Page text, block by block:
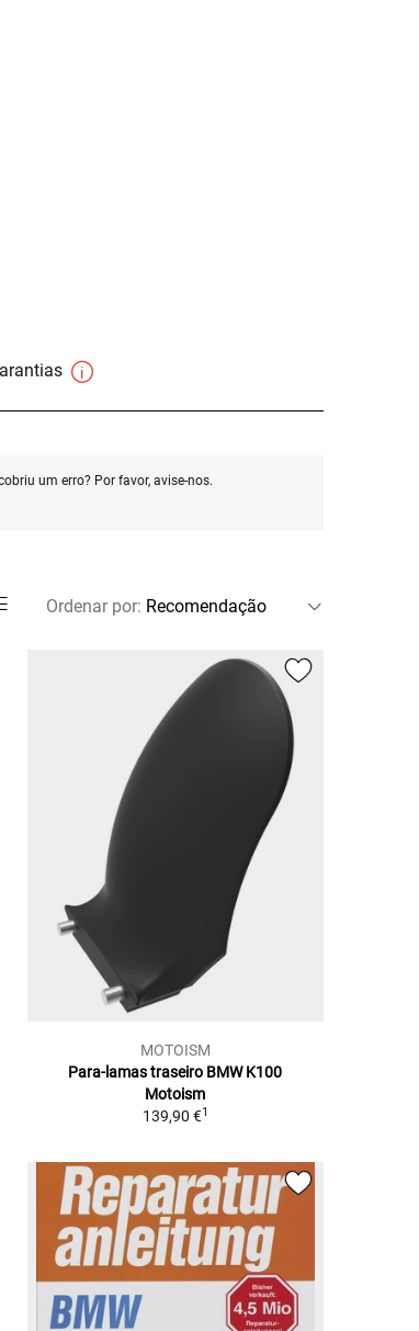
um erro? Por favor, avise-nos.
Ordenar por:
MOTOISM
Para-lamas traseiro BMW K100
Motoism
139,90 €1